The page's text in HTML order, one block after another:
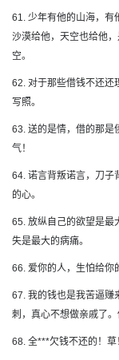
61. 少年有他的山海，有
沙漠给他，天空也给他
空。
62. 对于那些借钱不还还
写照。
63. 送的是情，借的那是
气！
64. 诺言背叛诺言，刀子
的心。
65. 放纵自己的欲望是最
失是最大的病痛。
66. 爱你的人，生怕给你
67. 我的钱也是我苦逼赚
刺，真心不想做亲戚了
68. 全***欠钱不还的！草